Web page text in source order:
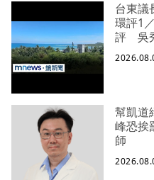
台東
環評1
評 吳
幫凱道
峰恐挨
師